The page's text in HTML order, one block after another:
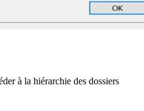
à la hiérarchie des dossiers